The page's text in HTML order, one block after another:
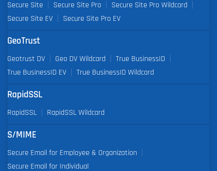
Secure Site Secure Site Pro
Secure Site Pro Wildcard
Secure Site EV
Secure Site Pro EV
GeoTrust
Geotrust DV Geo DV Wildcard
True BusinessID
True BusinessID EV
True BusinessID Wildcard
RapidSSL
RapidSSL RapidSSL Wildcard
S/MIME
Secure Email for Employee & Organization
Secure Email for Individual